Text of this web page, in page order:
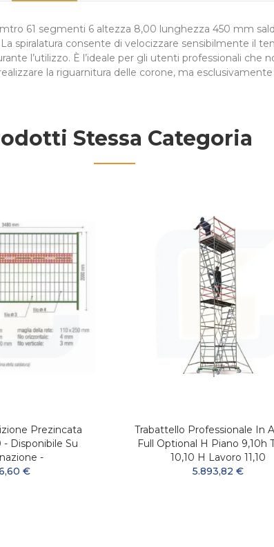
61 segmenti 6 altezza 8,00 lunghezza 450 mm
spiralatura consente di velocizzare sensibilmente il
l’utilizzo. È l’ideale per gli utenti professionali che
la riguarnitura delle corone, ma
Stessa Categoria
Prezincata
Disponibile Su
-
€
Trabattello Professionale In
Full Optional H Piano 9,10h
10,10 H Lavoro 11,10
5.893,82 €